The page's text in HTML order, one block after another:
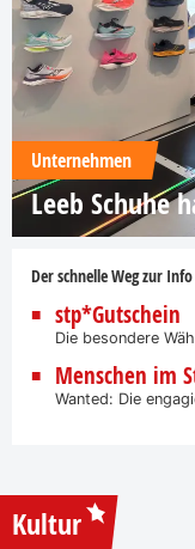
Unternehmen
Leeb Schuhe
Der schnelle Weg zur Info
stp*Gutschein
Die besondere
Menschen im
Wanted: Die
Kultur